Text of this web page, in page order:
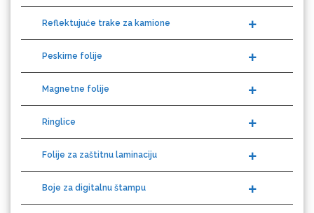
Guandong
KEENCUT
Reflektujuće trake za kamione
Peskirne folije
Magnetne folije
Ringlice
Folije za zaštitnu laminaciju
Boje za digitalnu štampu